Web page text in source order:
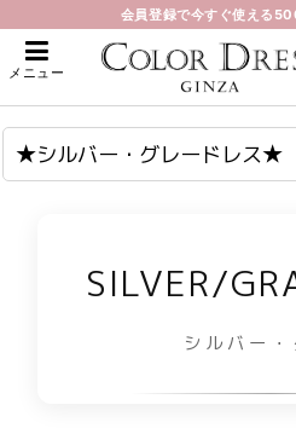
会員登録で今すぐ使える
メニュー
ホーム > ★シルバー・グレードレス★
★シルバー・グレードレス★
SILVER/
シルバー・